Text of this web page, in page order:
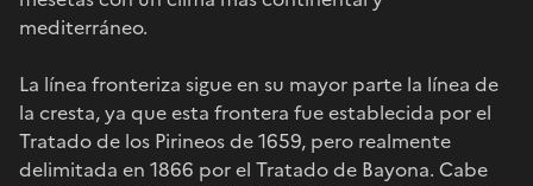
mediterráneo.
La línea fronteriza sigue en su mayor parte la línea de
la cresta, ya que esta frontera fue establecida por el
Tratado de los Pirineos de 1659, pero realmente
delimitada en 1866 por el Tratado de Bayona. Cabe